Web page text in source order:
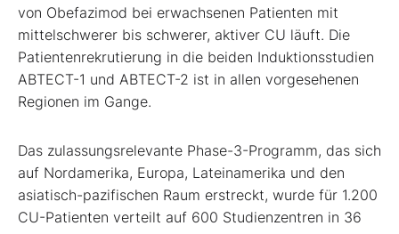
von Obefazimod bei erwachsenen Patienten mit
mittelschwerer bis schwerer, aktiver CU läuft. Die
Patientenrekrutierung in die beiden Induktionsstudien
ABTECT-1 und ABTECT-2 ist in allen vorgesehenen
Regionen im Gange.
Das zulassungsrelevante Phase-3-Programm, das sich
auf Nordamerika, Europa, Lateinamerika und den
asiatisch-pazifischen Raum erstreckt, wurde für 1.200
CU-Patienten verteilt auf 600 Studienzentren in 36